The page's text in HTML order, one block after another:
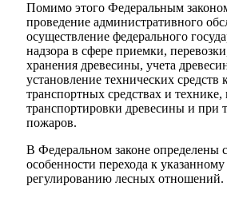
Помимо этого Федеральным
проведение административного
осуществление федерального
надзора в сфере приемки,
хранения древесины, учета
установление технических средств
транспортных средствах и
транспортировки древесины и при
пожаров.
В Федеральном законе определены
особенности перехода к
регулированию лесных отношений.